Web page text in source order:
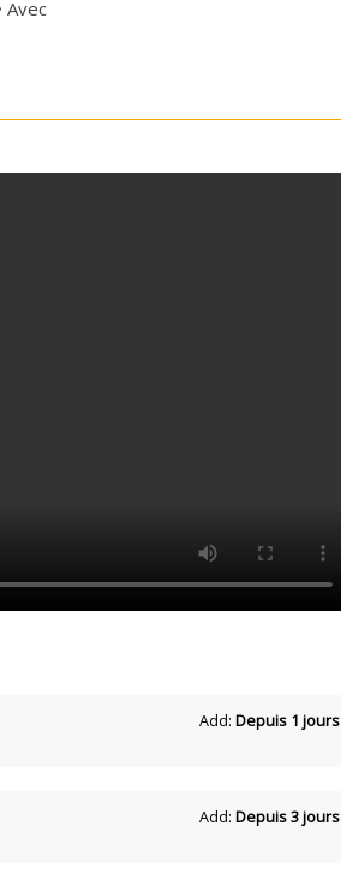
Avec
Add: Depuis 1 jours
Add: Depuis 3 jours